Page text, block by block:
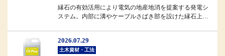
縁石の有効活用により電気の地産地消を提案する発電シ
ステム。内部に溝やケーブルさばき部を設けた縁石上部
2026.07.29
土木資材・工法